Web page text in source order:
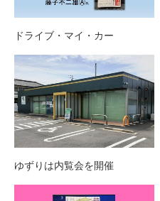
ドライブ・マイ・カー
ゆずりは内覧会を開催